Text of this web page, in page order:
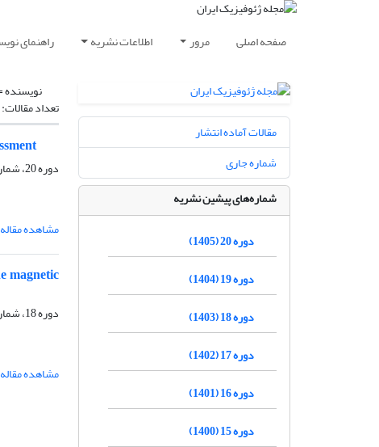
صفحه اصلی مرور اطلاعات نشریه راهنمای
نویسنده
تعداد مقالات:
دوره 20، شماره 3، مرداد و شهریور 1405، صفحه
مشاهده مقاله
magnetic
دوره 18، شماره 3، مرداد و شهریور 1403، صفحه
مشاهده مقاله
مقالات آماده انتشار
شماره جاری
شماره‌های پیشین نشریه
دوره 20 (1405)
دوره 19 (1404)
دوره 18 (1403)
دوره 17 (1402)
دوره 16 (1401)
دوره 15 (1400)